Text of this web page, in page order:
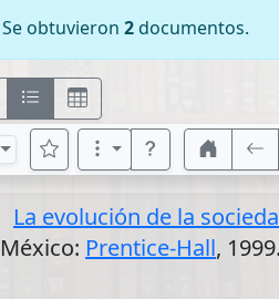
Se obtuvieron 2documentos.
La evolución de la
Prentice-Hall, 1999.